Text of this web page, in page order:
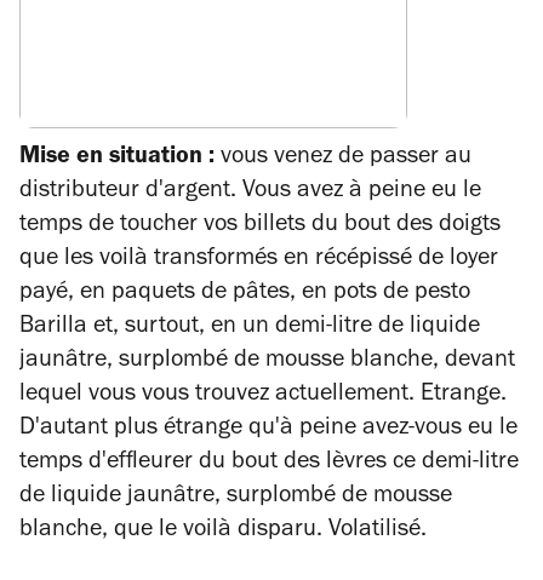
Mise en situation : vous venez de passer au
distributeur d'argent. Vous avez à peine eu le
temps de toucher vos billets du bout des doigts
que les voilà transformés en récépissé de loyer
payé, en paquets de pâtes, en pots de pesto
Barilla et, surtout, en un demi-litre de liquide
jaunâtre, surplombé de mousse blanche, devant
lequel vous vous trouvez actuellement. Etrange.
D'autant plus étrange qu'à peine avez-vous eu le
temps d'effleurer du bout des lèvres ce demi-litre
de liquide jaunâtre, surplombé de mousse
blanche, que le voilà disparu. Volatilisé.